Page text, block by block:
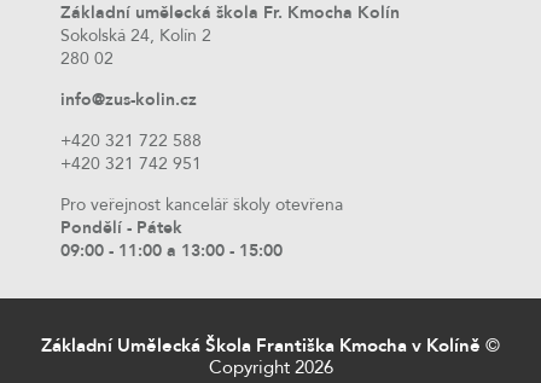
Základní umělecká škola Fr. Kmocha Kolín
Sokolská 24, Kolín 2
280 02
info@zus-kolin.cz
+420 321 722 588
+420 321 742 951
Pro veřejnost kancelář školy otevřena
Pondělí - Pátek
09:00 - 11:00 a 13:00 - 15:00
Základní Umělecká Škola Františka Kmocha v Kolíně ©
Copyright 2026